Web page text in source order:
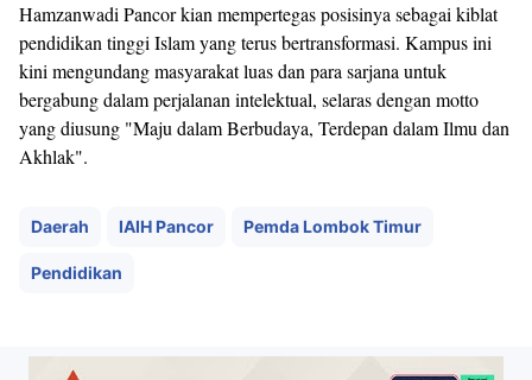
Hamzanwadi Pancor kian mempertegas posisinya sebagai kiblat
pendidikan tinggi Islam yang terus bertransformasi. Kampus ini
kini mengundang masyarakat luas dan para sarjana untuk
bergabung dalam perjalanan intelektual, selaras dengan motto
yang diusung "Maju dalam Berbudaya, Terdepan dalam Ilmu dan
Akhlak".
Daerah IAIH Pancor Pemda Lombok Timur
Pendidikan